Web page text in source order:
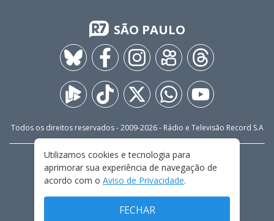
SÃO PAULO
Todos os direitos reservados - 2009-2026- Rádio e Televisão Record S.A
FALE CONOSCO
PRIVACIDADE
TERMOS E CONDIÇÕES DE USO
Utilizamos cookies e tecnologia para
aprimorar sua experiência de navegação de
acordo com o Aviso de Privacidade.
FECHAR